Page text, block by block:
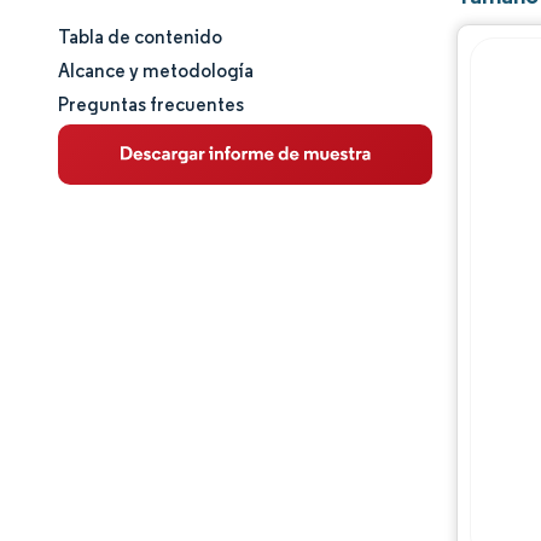
Tamaño y cuota de mercado
Análisis de mercado
Tendencias e ideas
Tabla de contenido
Alcance y metodología
Preguntas frecuentes